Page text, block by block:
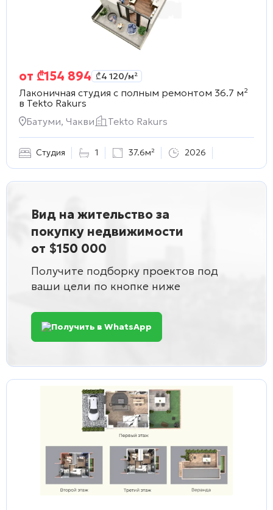
от ₾154 894 ₾4 120/м²
Лаконичная студия с полным ремонтом 36.7 м²
в Tekto Rakurs
Батуми, Чакви
Tekto Rakurs
Студия 1 37.6м² 2026
Вид на жительство за
покупку недвижимости
от $150 000
Получите подборку проектов под
ваши цели по кнопке ниже
Получить в WhatsApp